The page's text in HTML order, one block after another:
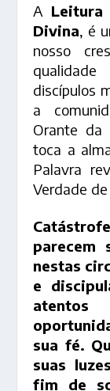
A Leitura
Divina , é
nosso
discípulos
a
Orante da
toca a
Palavra
Verdade
parecem
nestas
e
sua fé.
suas
fim de